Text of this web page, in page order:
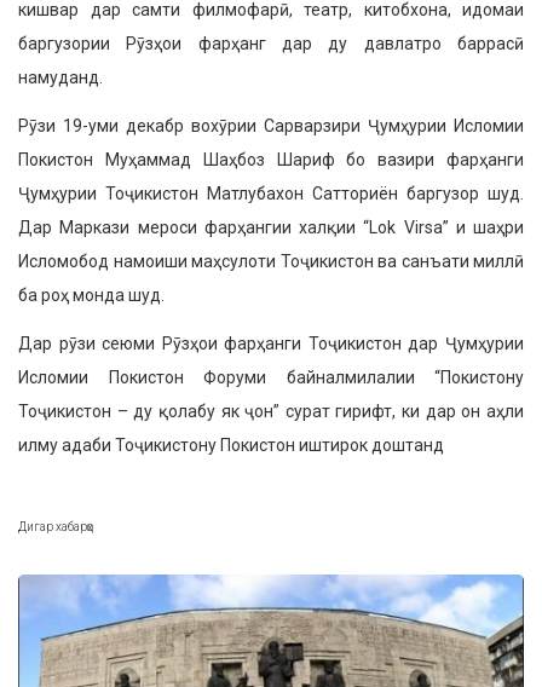
кишвар дар самти филмофарӣ, театр, китобхона, идомаи
баргузории Рӯзҳои фарҳанг дар ду давлатро баррасӣ
намуданд.
Рӯзи 19-уми декабр вохӯрии Сарварзири Ҷумҳурии Исломии
Покистон Муҳаммад Шаҳбоз Шариф бо вазири фарҳанги
Ҷумҳурии Тоҷикистон Матлубахон Сатториён баргузор шуд.
Дар Маркази мероси фарҳангии халқии “Lok Virsa” и шаҳри
Исломобод намоиши маҳсулоти Тоҷикистон ва санъати миллӣ
ба роҳ монда шуд.
Дар рӯзи сеюми Рӯзҳои фарҳанги Тоҷикистон дар Ҷумҳурии
Исломии Покистон Форуми байналмилалии “Покистону
Тоҷикистон – ду қолабу як ҷон” сурат гирифт, ки дар он аҳли
илму адаби Тоҷикистону Покистон иштирок доштанд
Дигар хабарҳо